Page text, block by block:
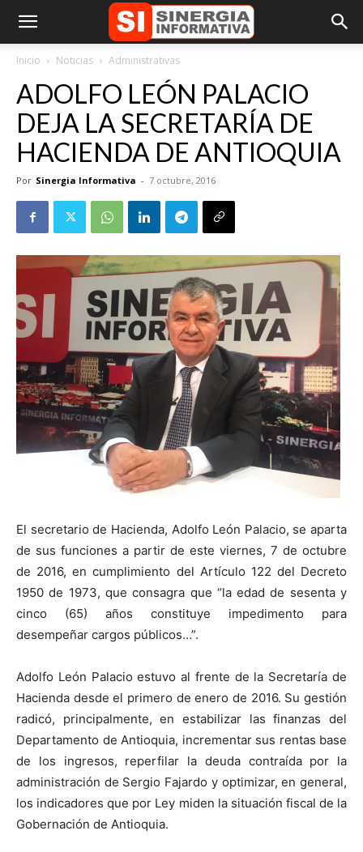
Inicio Noticias Administrativas
ADOLFO LEÓN PALACIO
DEJA LA SECRETARÍA DE
HACIENDA DE ANTIOQUIA
Por Sinergia Informativa - 7 octubre, 2016
El secretario de Hacienda, Adolfo León Palacio, se aparta
de sus funciones a partir de este viernes, 7 de octubre
de 2016, en cumplimiento del Artículo 122 del Decreto
1950 de 1973, que consagra que “la edad de sesenta y
cinco (65) años constituye impedimento para
desempeñar cargos públicos…”.
Adolfo León Palacio estuvo al frente de la Secretaría de
Hacienda desde el primero de enero de 2016. Su gestión
radicó, principalmente, en estabilizar las finanzas del
Departamento de Antioquia, incrementar sus rentas base
de los ingresos, reperfilar la deuda contraída por la
administración de Sergio Fajardo y optimizar, en general,
los indicadores que por Ley miden la situación fiscal de la
Gobernación de Antioquia.